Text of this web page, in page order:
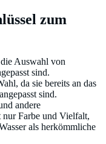
zum
Auswahl von
sind.
da sie bereits an das
sind.
andere
nur Farbe und Vielfalt,
als herkömmliche